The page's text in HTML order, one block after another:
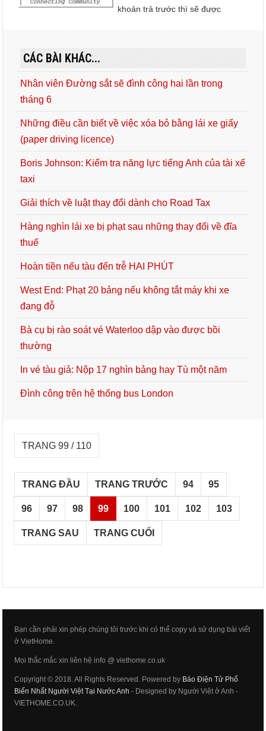
khoản trả trước thì sẽ được
CÁC BÀI KHÁC...
Nhân viên Đường sắt sẽ đình công hai lần trong
tháng 6
Những điều cần biết về việc xóa bỏ bằng lái xe giấy
(paper driving licence)
Boris Johnson: Kiểm tra năng lực tiếng Anh của tài xế
taxi
Giải thích về luật thay đổi dành cho Road Tax
Hàng nghìn lái xe bị phạt sau những thay đổi về đĩa
thuế
Hoàn tiền nếu tàu đến trễ HAI PHÚT
West End: Phạt 20 bảng nếu không tắt máy khi xe
đang đỗ
Bà cụ bị rào soát vé Waterloo dập vào được bồi
thường
In vé tàu giả: Nộp 17 nghìn bảng hay Tù một năm
Đình công trên hệ thống bus London
TRANG 99 / 110
TRANG ĐẦU TRANG TRƯỚC 94 95
96 97 98 99 100 101 102 103
TRANG SAU TRANG CUỐI
Bạn cần phải xin phép chúng tôi trước khi có thể copy và sử dụng bài viết
ở VietHome.
Mọi thắc mắc xin liên hệ info @ viethome.co.uk
Copyright © 2018. All Rights Reserved. Powered by Báo Điện Tử Phổ
Biến Nhất Người Việt Tại Nước Anh - Designed by Người Việt ở Anh -
VIETHOME.CO.UK.